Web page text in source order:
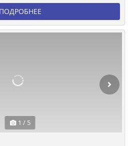
ПОДРОБНЕЕ
1 / 5